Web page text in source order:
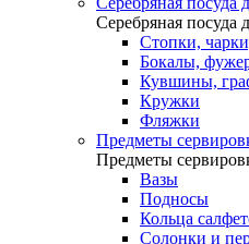
Серебряная посуда
Стопки,
Бокалы,
Кувшины,
Кружки
Фляжки
Предметы
Предметы
Вазы
Подносы
Кольца
Солонки и